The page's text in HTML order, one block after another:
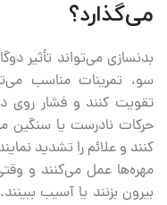
می‌گذارد؟
بدنسازی می‌تواند تأثیر
سو، تمرینات مناسب
تقویت کنند و فشار روی
حرکات نادرست یا سنگین
کنند و علائم را تشدید
مهره‌ها عمل می‌کنند و
بیرون بزنند یا آسیب